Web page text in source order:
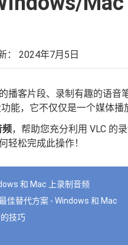
： 2024年7月5日
播客片段、录制有趣的语音
能，它不仅仅是一个媒体播
频，帮助您充分利用 VLC 的
轻松完成此操作！
和 Mac 上录制音频
佳替代方案 - Windows 和 Mac
技巧